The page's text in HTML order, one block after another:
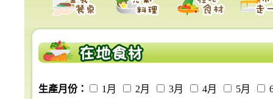
生產月份： 1月 2月 3月 4月 5月